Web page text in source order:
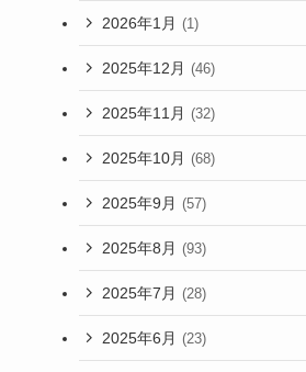
2026年1月 (1)
2025年12月 (46)
2025年11月 (32)
2025年10月 (68)
2025年9月 (57)
2025年8月 (93)
2025年7月 (28)
2025年6月 (23)